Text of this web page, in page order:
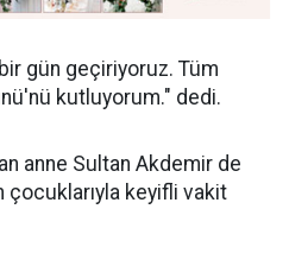
gün geçiriyoruz. Tüm
kutluyorum." dedi.
anne Sultan Akdemir de
çocuklarıyla keyifli vakit